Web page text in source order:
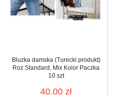
Bluzka damska (Turecki produkt)
Roz Standard, Mix Kolor Paczka
10 szt
40.00 zł